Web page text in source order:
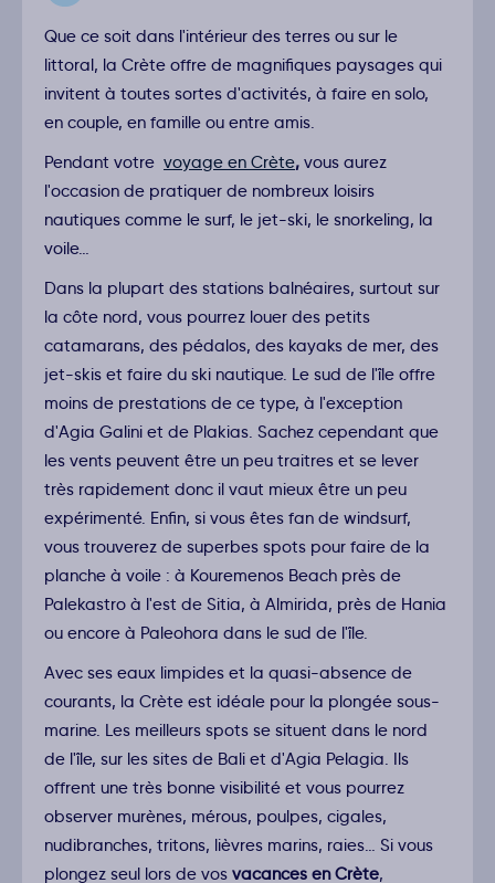
Que ce soit dans l'intérieur des terres ou sur le
littoral, la Crète offre de magnifiques paysages qui
invitent à toutes sortes d'activités, à faire en solo,
en couple, en famille ou entre amis.
Pendant votre voyage en Crète, vous aurez
l'occasion de pratiquer de nombreux loisirs
nautiques comme le surf, le jet-ski, le snorkeling, la
voile…
Dans la plupart des stations balnéaires, surtout sur
la côte nord, vous pourrez louer des petits
catamarans, des pédalos, des kayaks de mer, des
jet-skis et faire du ski nautique. Le sud de l'île offre
moins de prestations de ce type, à l'exception
d'Agia Galini et de Plakias. Sachez cependant que
les vents peuvent être un peu traitres et se lever
très rapidement donc il vaut mieux être un peu
expérimenté. Enfin, si vous êtes fan de windsurf,
vous trouverez de superbes spots pour faire de la
planche à voile : à Kouremenos Beach près de
Palekastro à l'est de Sitia, à Almirida, près de Hania
ou encore à Paleohora dans le sud de l'île.
Avec ses eaux limpides et la quasi-absence de
courants, la Crète est idéale pour la plongée sous-
marine. Les meilleurs spots se situent dans le nord
de l'île, sur les sites de Bali et d'Agia Pelagia. Ils
offrent une très bonne visibilité et vous pourrez
observer murènes, mérous, poulpes, cigales,
nudibranches, tritons, lièvres marins, raies… Si vous
plongez seul lors de vos vacances en Crète,